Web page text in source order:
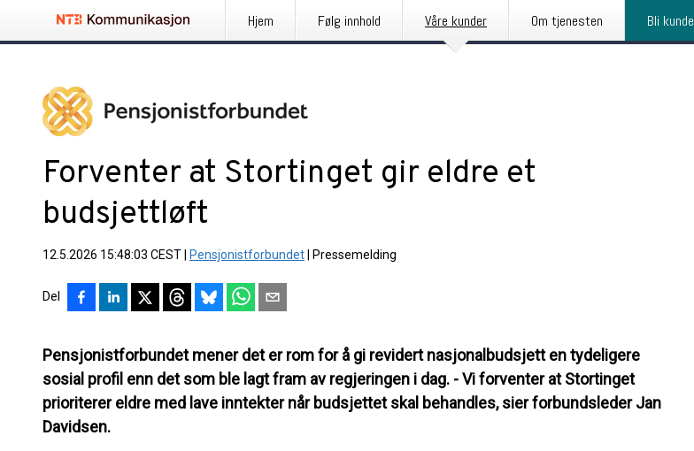
Hjem Følg innhold Våre kunder Om tjenesten Bli kunde
Forventer at Stortinget gir eldre et
budsjettløft
12.5.2026 15:48:03 CEST Pensjonistforbundet Pressemelding
Del
Pensjonistforbundet mener det er rom for å gi revidert nasjonalbudsjett en tydeligere
sosial profil enn det som ble lagt fram av regjeringen i dag. - Vi forventer at Stortinget
prioriterer eldre med lave inntekter når budsjettet skal behandles, sier forbundsleder Jan
Davidsen.